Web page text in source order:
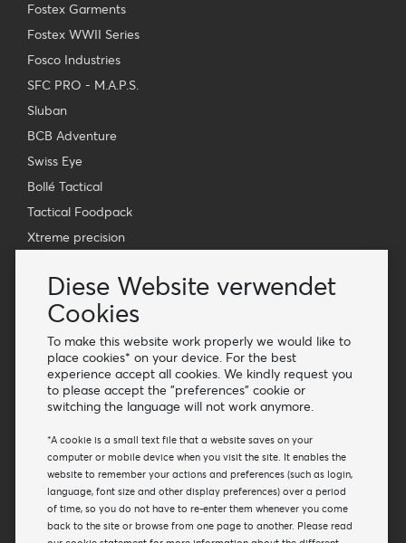
Diese Website verwendet
Cookies
To make this website work properly we would like to
place cookies* on your device. For the best
experience accept all cookies. We kindly request you
to please accept the "preferences" cookie or
switching the language will not work anymore.
*A cookie is a small text file that a website saves on your
computer or mobile device when you visit the site. It enables the
website to remember your actions and preferences (such as login,
language, font size and other display preferences) over a period
of time, so you do not have to re-enter them whenever you come
back to the site or browse from one page to another. Please read
Fostex Garments
Fostex WWII Series
Fosco Industries
SFC PRO - M.A.P.S.
Sluban
BCB Adventure
Swiss Eye
Bollé Tactical
Tactical Foodpack
Xtreme precision
Kontakt
Großhandel Van Os Imports B.V.
Telefon: + 31 348 451 219
WhatsApp us!
Newsletter
Abonnieren Sie unsere Mailing-Liste
Abonnieren